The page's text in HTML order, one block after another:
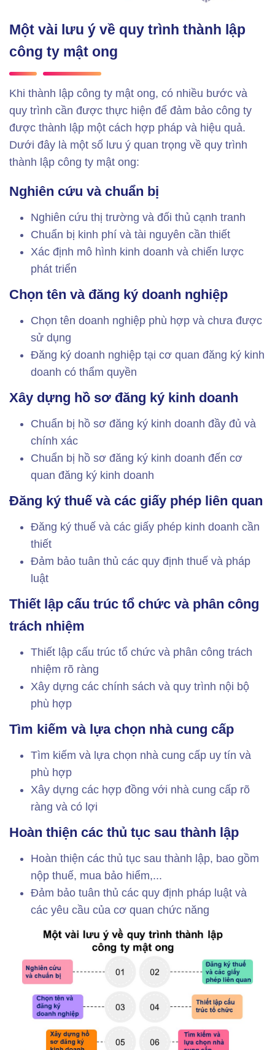
Một vài lưu ý về quy trình thành lập
công ty mật ong
Khi thành lập công ty mật ong, có nhiều bước và
quy trình cần được thực hiện để đảm bảo công ty
được thành lập một cách hợp pháp và hiệu quả.
Dưới đây là một số lưu ý quan trọng về quy trình
thành lập công ty mật ong:
Nghiên cứu và chuẩn bị
Nghiên cứu thị trường và đối thủ cạnh tranh
Chuẩn bị kinh phí và tài nguyên cần thiết
Xác định mô hình kinh doanh và chiến lược
phát triển
Chọn tên và đăng ký doanh nghiệp
Chọn tên doanh nghiệp phù hợp và chưa được
sử dụng
Đăng ký doanh nghiệp tại cơ quan đăng ký kinh
doanh có thẩm quyền
Xây dựng hồ sơ đăng ký kinh doanh
Chuẩn bị hồ sơ đăng ký kinh doanh đầy đủ và
chính xác
Chuẩn bị hồ sơ đăng ký kinh doanh đến cơ
quan đăng ký kinh doanh
Đăng ký thuế và các giấy phép liên quan
Đăng ký thuế và các giấy phép kinh doanh cần
thiết
Đảm bảo tuân thủ các quy định thuế và pháp
luật
Thiết lập cấu trúc tổ chức và phân công
trách nhiệm
Thiết lập cấu trúc tổ chức và phân công trách
nhiệm rõ ràng
Xây dựng các chính sách và quy trình nội bộ
phù hợp
Tìm kiếm và lựa chọn nhà cung cấp
Tìm kiếm và lựa chọn nhà cung cấp uy tín và
phù hợp
Xây dựng các hợp đồng với nhà cung cấp rõ
ràng và có lợi
Hoàn thiện các thủ tục sau thành lập
Hoàn thiện các thủ tục sau thành lập, bao gồm
nộp thuế, mua bảo hiểm,...
Đảm bảo tuân thủ các quy định pháp luật và
các yêu cầu của cơ quan chức năng